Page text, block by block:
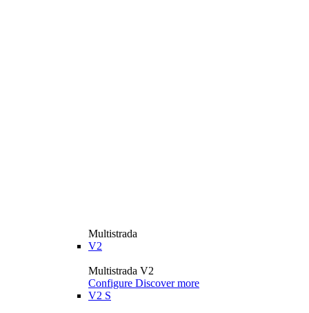
Multistrada
V2
Multistrada V2
Configure Discover more
V2 S